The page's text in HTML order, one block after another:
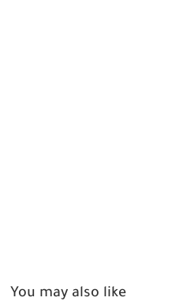
You may also like